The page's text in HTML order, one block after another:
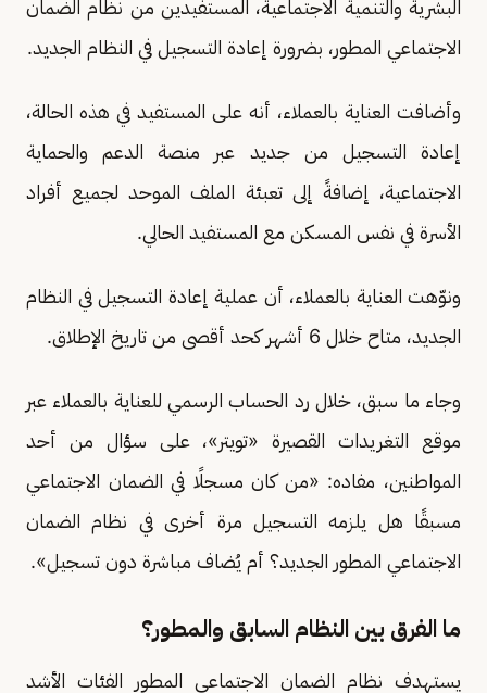
البشرية والتنمية الاجتماعية، المستفيدين من نظام الضمان
الاجتماعي المطور، بضرورة إعادة التسجيل في النظام الجديد.
وأضافت العناية بالعملاء، أنه على المستفيد في هذه الحالة،
إعادة التسجيل من جديد عبر منصة الدعم والحماية
الاجتماعية، إضافةً إلى تعبئة الملف الموحد لجميع أفراد
الأسرة في نفس المسكن مع المستفيد الحالي.
ونوّهت العناية بالعملاء، أن عملية إعادة التسجيل في النظام
الجديد، متاح خلال 6 أشهر كحد أقصى من تاريخ الإطلاق.
وجاء ما سبق، خلال رد الحساب الرسمي للعناية بالعملاء عبر
موقع التغريدات القصيرة «تويتر»، على سؤال من أحد
المواطنين، مفاده: «من كان مسجلًا في الضمان الاجتماعي
مسبقًا هل يلزمه التسجيل مرة أخرى في نظام الضمان
الاجتماعي المطور الجديد؟ أم يُضاف مباشرة دون تسجيل».
ما الفرق بين النظام السابق والمطور؟
يستهدف نظام الضمان الاجتماعي المطور الفئات الأشد